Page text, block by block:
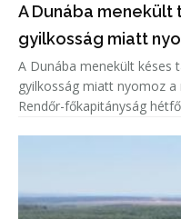
A Dunába
gyilkosság miatt
A Dunába menekült késes
gyilkosság miatt nyomoz
Rendőr-főkapitányság